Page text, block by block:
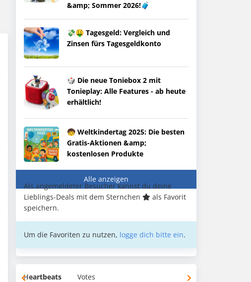
&amp; Sommer 2026!🧳
💸🤑 Tagesgeld: Vergleich und
Zinsen fürs Tagesgeldkonto
🎲 Die neue Toniebox 2 mit
Tonieplay: Alle Features - ab heute
erhältlich!
🧒 Weltkindertag 2025: Die besten
Gratis-Aktionen &amp;
kostenlosen Produkte
Alle anzeigen
Als angemeldeter Besucher kannst du deine
Lieblings-Deals mit dem Sternchen
als Favorit
speichern.
Um die Favoriten zu nutzen, logge dich bitte ein.
Heartbeats Votes